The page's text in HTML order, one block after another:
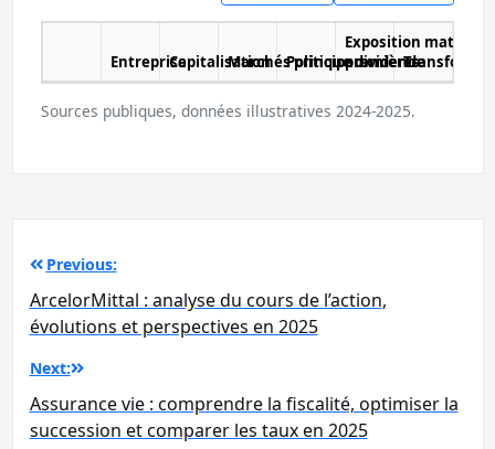
EntrepriseCapitalisationMarchés principaux
Politique dividende
Exposition matières
premières
Sources publiques, données illustratives 2024-2025.
Navigation
de
l’article
Previous:
ArcelorMittal : analyse du cours de l’action,
évolutions et perspectives en 2025
Next:
Assurance vie : comprendre la fiscalité, optimiser la
succession et comparer les taux en 2025